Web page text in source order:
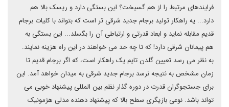
فرایندهای مرتبط را از هم گسیخت؟ این بستگی دارد و ریسک بالا هم
دارد... یه راهکار تولید برجام جدید شرقی تر است که بتواند با کلیات برجام
قدیم مقابله نماید و ابعاد قدرتی و ارتباطی آن را بگسلد... این بستگی به
هم پیمانان شرقی دارد! که تا چه حد می خواهند در این راه هزینه نمایند.
به نظر می رسد تعیین گلدن تایم یک راهکار است، که اگر برجام قدیم تا
زمان مشخص به نتیجه نرسد برجام جدید شرقی به میدان خواهد آمد. این
برای جستجوگران قدرت در دوره گذار نظم بین المللی پیشنهاد خوبی می
تواند باشد. نوعی بازیگری سطح بالا که پیشنهاد دهنده مدلی هژمونیک